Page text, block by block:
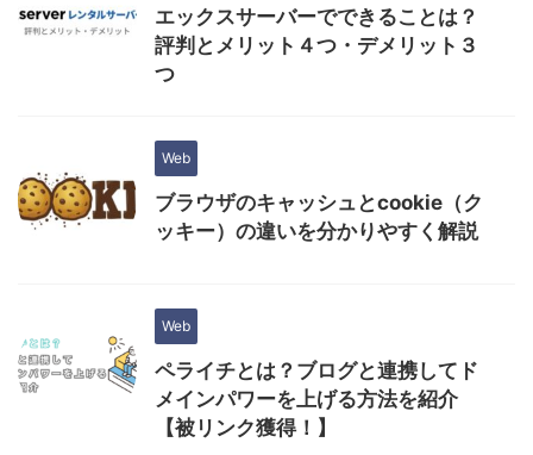
エックスサーバーでできることは？
評判とメリット４つ・デメリット３
つ
Web
ブラウザのキャッシュとcookie（ク
ッキー）の違いを分かりやすく解説
Web
ペライチとは？ブログと連携してド
メインパワーを上げる方法を紹介
【被リンク獲得！】